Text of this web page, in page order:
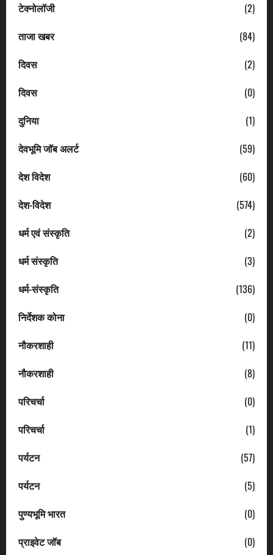
टेक्नोलॉजी
(2)
ताजा खबर
(84)
दिवस
(2)
दिवस
(0)
दुनिया
(1)
देवभूमि जॉब अलर्ट
(59)
देश विदेश
(60)
देश-विदेश
(574)
धर्म एवं संस्कृति
(2)
धर्म संस्कृति
(3)
धर्म-संस्कृति
(136)
निर्देशक कोना
(0)
नौकरशाही
(11)
नौकरशाही
(8)
परिचर्चा
(0)
परिचर्चा
(1)
पर्यटन
(57)
पर्यटन
(5)
पुण्यभूमि भारत
(0)
प्राइवेट जॉब
(0)